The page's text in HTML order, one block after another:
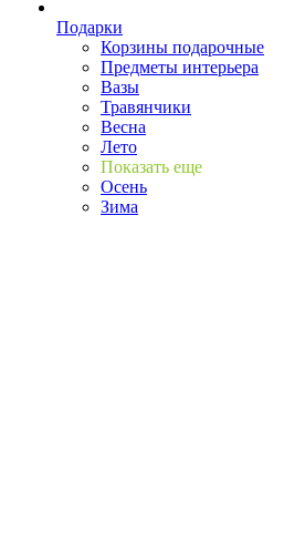
Подарки
Корзины подарочные
Предметы интерьера
Вазы
Травянчики
Весна
Лето
Показать еще
Осень
Зима